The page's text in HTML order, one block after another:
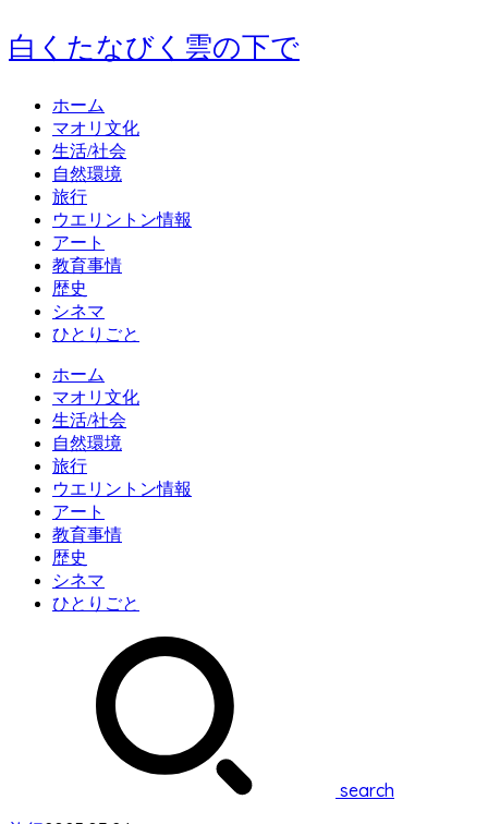
白くたなびく雲の下で
ホーム
マオリ文化
生活/社会
自然環境
旅行
ウエリントン情報
アート
教育事情
歴史
シネマ
ひとりごと
ホーム
マオリ文化
生活/社会
自然環境
旅行
ウエリントン情報
アート
教育事情
歴史
シネマ
ひとりごと
search